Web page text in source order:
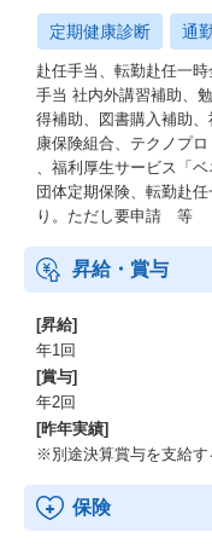
定期健康診断 通
赴任手当、転勤赴任一
手当 社内外講習補助、
得補助、図書購入補助
康保険組合、テクノプ
、福利厚生サービス「
団体定期保険、転勤赴
り。ただし要申請 等
昇給・賞与
[昇給]
年1回
[賞与]
年2回
[昨年実績]
※別途決算賞与を支給す
保険